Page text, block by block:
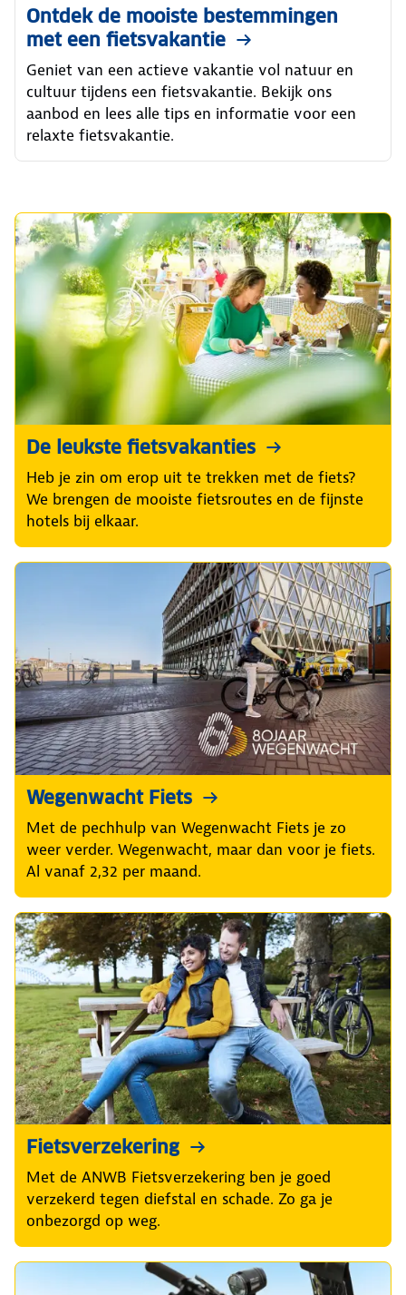
Ontdek de mooiste bestemmingen
met een fietsvakantie
Geniet van een actieve vakantie vol natuur en
cultuur tijdens een fietsvakantie. Bekijk ons
aanbod en lees alle tips en informatie voor een
relaxte fietsvakantie.
De leukste fietsvakanties
Heb je zin om erop uit te trekken met de fiets?
We brengen de mooiste fietsroutes en de fijnste
hotels bij elkaar.
Wegenwacht Fiets
Met de pechhulp van Wegenwacht Fiets je zo
weer verder. Wegenwacht, maar dan voor je fiets.
Al vanaf 2,32 per maand.
Fietsverzekering
Met de ANWB Fietsverzekering ben je goed
verzekerd tegen diefstal en schade. Zo ga je
onbezorgd op weg.